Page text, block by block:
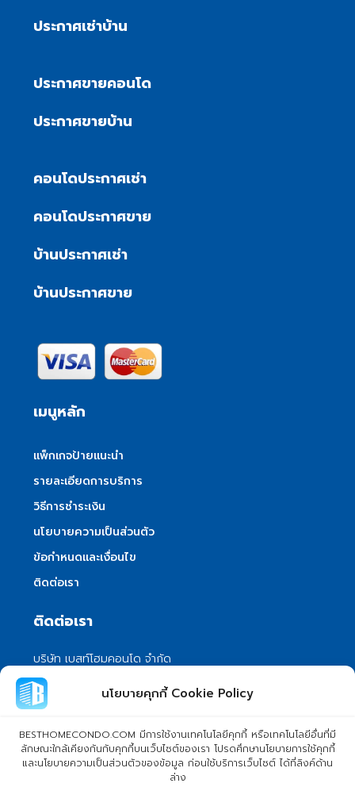
นโยบายคุกกี้ Cookie Policy
BESTHOMECONDO.COM มีการใช้งานเทคโนโลยีคุกกี้ หรือเทคโนโลยีอื่นที่มี
ลักษณะใกล้เคียงกันกับคุกกี้บนเว็บไซต์ของเรา โปรดศึกษานโยบายการใช้คุกกี้
และนโยบายความเป็นส่วนตัวของข้อมูล ก่อนใช้บริการเว็บไซต์ ได้ที่ลิงค์ด้าน
ล่าง
ประกาศเช่าบ้าน
ประกาศขายคอนโด
ประกาศขายบ้าน
คอนโดประกาศเช่า
คอนโดประกาศขาย
บ้านประกาศเช่า
บ้านประกาศขาย
เมนูหลัก
แพ็กเกจป้ายแนะนำ
รายละเอียดการบริการ
วิธีการชำระเงิน
นโยบายความเป็นส่วนตัว
ข้อกำหนดและเงื่อนไข
ติดต่อเรา
ติดต่อเรา
บริษัท เบสท์โฮมคอนโด จำกัด
101/399 หมู่ 7 แขวงลําผักชี เขตหนองจอก
กรุงเทพมหานคร 10530
info@besthomecondo.com